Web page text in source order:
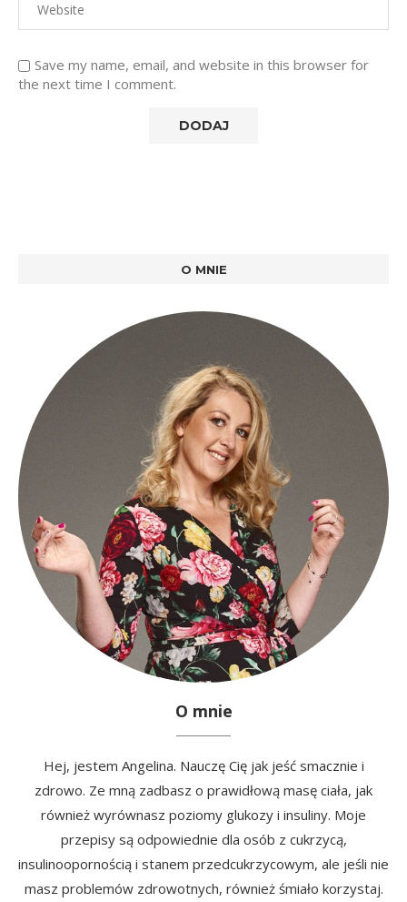
Save my name, email, and website in this browser for
the next time I comment.
O MNIE
O mnie
Hej, jestem Angelina. Nauczę Cię jak jeść smacznie i
zdrowo. Ze mną zadbasz o prawidłową masę ciała, jak
również wyrównasz poziomy glukozy i insuliny. Moje
przepisy są odpowiednie dla osób z cukrzycą,
insulinoopornością i stanem przedcukrzycowym, ale jeśli nie
masz problemów zdrowotnych, również śmiało korzystaj.